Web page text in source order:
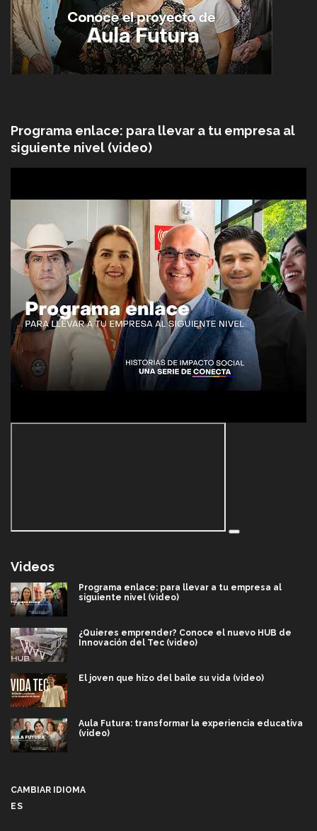
Programa enlace: para llevar a tu empresa al
siguiente nivel (video)
Videos
Programa enlace: para llevar a tu empresa al
siguiente nivel (video)
¿Quieres emprender? Conoce el nuevo HUB de
Innovación del Tec (video)
El joven que hizo del baile su vida (video)
Aula Futura: transformar la experiencia educativa
(video)
CAMBIAR IDIOMA
ES